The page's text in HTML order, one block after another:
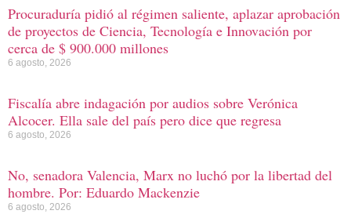
Procuraduría pidió al régimen saliente, aplazar aprobación
de proyectos de Ciencia, Tecnología e Innovación por
cerca de $ 900.000 millones
6 agosto, 2026
Fiscalía abre indagación por audios sobre Verónica
Alcocer. Ella sale del país pero dice que regresa
6 agosto, 2026
No, senadora Valencia, Marx no luchó por la libertad del
hombre. Por: Eduardo Mackenzie
6 agosto, 2026